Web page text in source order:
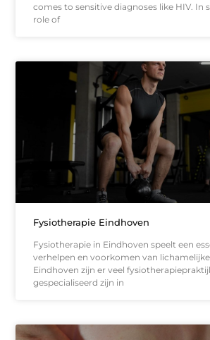
comes to sensitive diagnoses like HIV. In
role of
Fysiotherapie Eindhoven
Fysiotherapie in Eindhoven speelt een
verhelpen en voorkomen van
Eindhoven zijn er veel
gespecialiseerd zijn in